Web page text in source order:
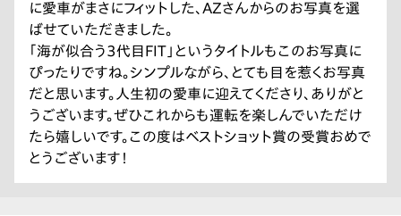
に愛車がまさにフィットした、AZさんからのお写真を選
ばせていただきました。
「海が似合う3代目FIT」というタイトルもこのお写真に
ぴったりですね。シンプルながら、とても目を惹くお写真
だと思います。人生初の愛車に迎えてくださり、ありがと
うございます。ぜひこれからも運転を楽しんでいただけ
たら嬉しいです。この度はベストショット賞の受賞おめで
とうございます！